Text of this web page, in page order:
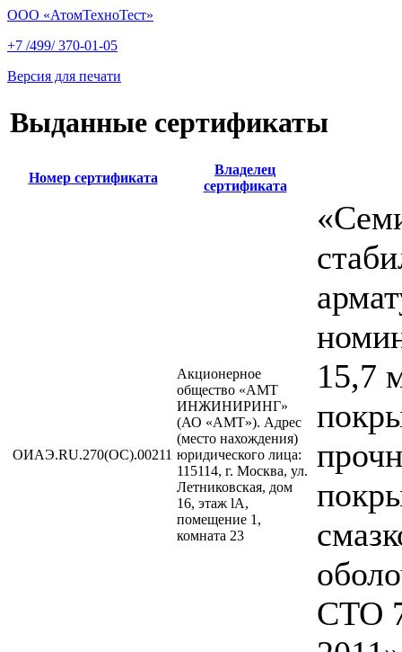
ООО «АтомТехноТест»
+7 /499/ 370-01-05
Версия для печати
Выданные сертификаты
Номер сертификата
Владелец
сертификата
ОИАЭ.RU.270(ОС).00211
Акционерное
общество «АМТ
ИНЖИНИРИНГ»
(АО «АМТ»). Адрес
(место нахождения)
юридического лица:
115114, г. Москва, ул.
Летниковская, дом
16, этаж lA,
помещение 1,
комната 23
15,7
СТО